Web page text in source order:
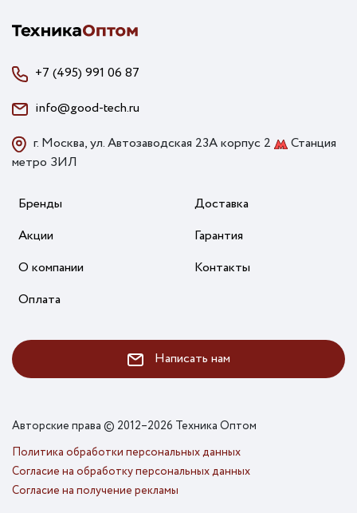
+7 (495) 991 06 87
info@good-tech.ru
г. Москва, ул. Автозаводская 23А корпус 2
Станция
метро ЗИЛ
Бренды
Акции
О компании
Оплата
Доставка
Гарантия
Контакты
Написать нам
Авторские права © 2012–2026 Техника Оптом
Политика обработки персональных данных
Согласие на обработку персональных данных
Согласие на получение рекламы